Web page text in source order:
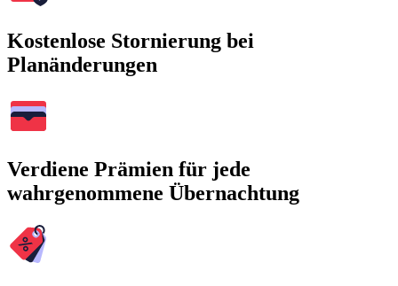
Kostenlose Stornierung bei
Planänderungen
Verdiene Prämien für jede
wahrgenommene Übernachtung